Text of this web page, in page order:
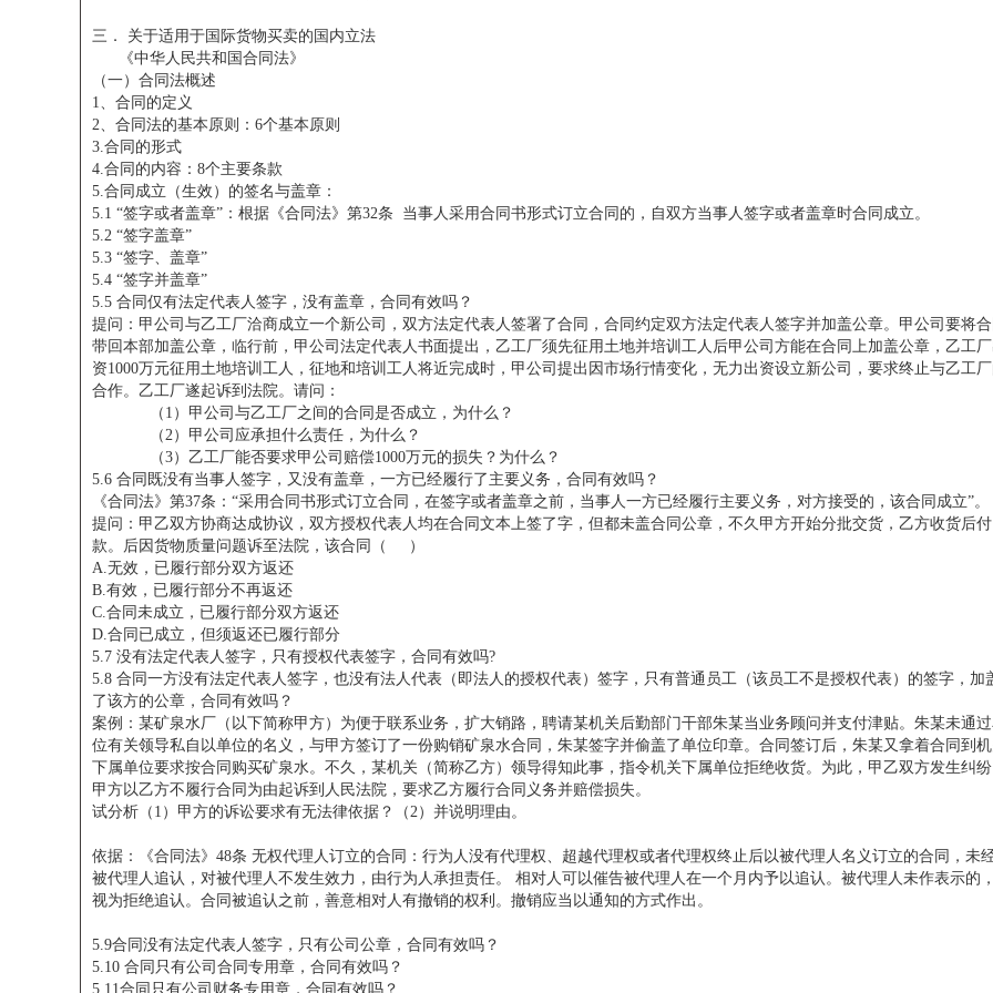
三．
关于适用于国际货物买卖的国内立法
《中华人民共和国合同法》
（一）合同法概述
1、合同的定义
2、合同法的基本原则：6个基本原则
3.合同的形式
4.合同的内容：8个主要条款
5.合同成立（生效）的签名与盖章：
5.1 “签字或者盖章”：根据《合同法》第32条 当事人采用合同书形式订立合同的，自双方当事人签字或者盖章时合同成立。
5.2 “签字盖章”
5.3 “签字、盖章”
5.4 “签字并盖章”
5.5 合同仅有法定代表人签字，没有盖章，合同有效吗？
提问：甲公司与乙工厂洽商成立一个新公司，双方法定代表人签署了合同，合同约定双方法定代表人签字并加盖公章。甲公司要将合
带回本部加盖公章，临行前，甲公司法定代表人书面提出，乙工厂须先征用土地并培训工人后甲公司方能在合同上加盖公章，乙工厂
资1000万元征用土地培训工人，征地和培训工人将近完成时，甲公司提出因市场行情变化，无力出资设立新公司，要求终止与乙工
合作。乙工厂遂起诉到法院。请问：
（1）甲公司与乙工厂之间的合同是否成立，为什么？
（2）甲公司应承担什么责任，为什么？
（3）乙工厂能否要求甲公司赔偿1000万元的损失？为什么？
5.6 合同既没有当事人签字，又没有盖章，一方已经履行了主要义务，合同有效吗？
《合同法》第37条：“采用合同书形式订立合同，在签字或者盖章之前，当事人一方已经履行主要义务，对方接受的，该合同成立”。
提问：甲乙双方协商达成协议，双方授权代表人均在合同文本上签了字，但都未盖合同公章，不久甲方开始分批交货，乙方收货后付
款。后因货物质量问题诉至法院，该合同（ ）
A.无效，已履行部分双方返还
B.有效，已履行部分不再返还
C.合同未成立，已履行部分双方返还
D.合同已成立，但须返还已履行部分
5.7 没有法定代表人签字，只有授权代表签字，合同有效吗?
5.8 合同一方没有法定代表人签字，也没有法人代表（即法人的授权代表）签字，只有普通员工（该员工不是授权代表）的签字，加
了该方的公章，合同有效吗？
案例：某矿泉水厂（以下简称甲方）为便于联系业务，扩大销路，聘请某机关后勤部门干部朱某当业务顾问并支付津贴。朱某未通
位有关领导私自以单位的名义，与甲方签订了一份购销矿泉水合同，朱某签字并偷盖了单位印章。合同签订后，朱某又拿着合同到
下属单位要求按合同购买矿泉水。不久，某机关（简称乙方）领导得知此事，指令机关下属单位拒绝收货。为此，甲乙双方发生纠纷
甲方以乙方不履行合同为由起诉到人民法院，要求乙方履行合同义务并赔偿损失。
试分析（1）甲方的诉讼要求有无法律依据？（2）并说明理由。
依据：《合同法》48条 无权代理人订立的合同：行为人没有代理权、超越代理权或者代理权终止后以被代理人名义订立的合同，未
被代理人追认，对被代理人不发生效力，由行为人承担责任。 相对人可以催告被代理人在一个月内予以追认。被代理人未作表示的，
视为拒绝追认。合同被追认之前，善意相对人有撤销的权利。撤销应当以通知的方式作出。
5.9合同没有法定代表人签字，只有公司公章，合同有效吗？
5.10 合同只有公司合同专用章，合同有效吗？
5.11合同只有公司财务专用章，合同有效吗？